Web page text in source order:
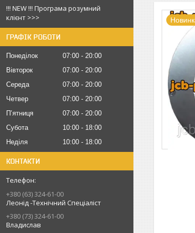
!!! NEW !!! Програма розумний
клієнт >>>
ГРАФІК РОБОТИ
Понеділок 07:00
20:00
Вівторок
07:00
20:00
Середа
07:00
20:00
Четвер
07:00
20:00
Пʼятниця
07:00
20:00
Субота
10:00
18:00
Неділя
10:00 18:00
КОНТАКТИ
+380 (63) 324-61-00
Леонід -Технічний Спеціаліст
+380 (73) 324-61-00
Владислав